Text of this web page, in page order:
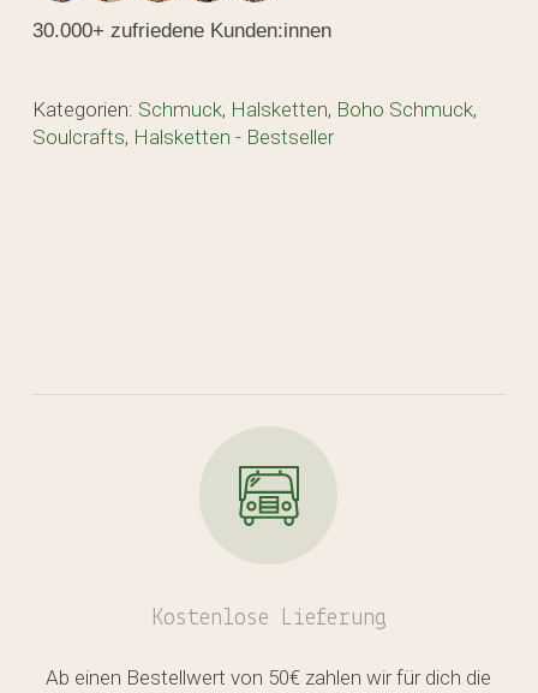
30.000+ zufriedene Kunden:innen
Kategorien: Schmuck, Halsketten, Boho Schmuck,
Soulcrafts, Halsketten - Bestseller
Kostenlose Lieferung
Ab einen Bestellwert von 50€ zahlen wir für dich die